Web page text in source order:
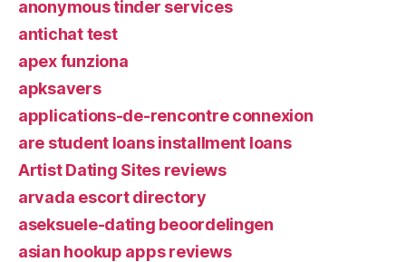
anonymous tinder services
antichat test
apex funziona
apksavers
applications-de-rencontre connexion
are student loans installment loans
Artist Dating Sites reviews
arvada escort directory
aseksuele-dating beoordelingen
asian hookup apps reviews